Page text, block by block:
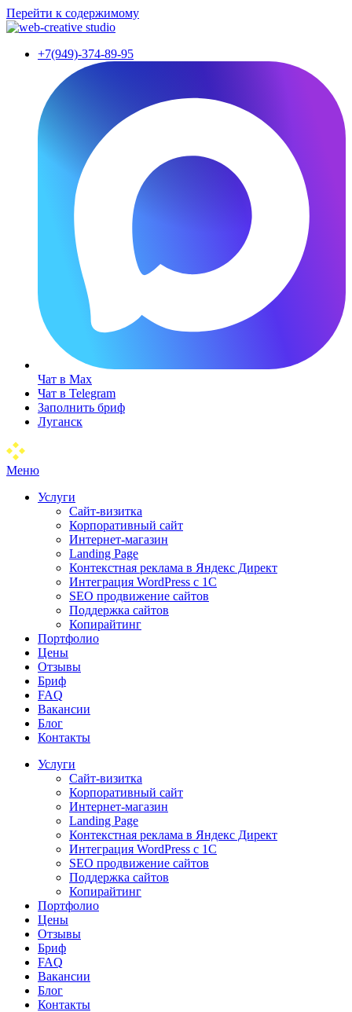
Перейти к содержимому
+7(949)-374-89-95
Чат в Max
Чат в Telegram
Заполнить бриф
Луганск
Меню
Услуги
Сайт-визитка
Корпоративный сайт
Интернет-магазин
Landing Page
Контекстная реклама в Яндекс Директ
Интеграция WordPress c 1C
SEO продвижение сайтов
Поддержка сайтов
Копирайтинг
Портфолио
Цены
Отзывы
Бриф
FAQ
Вакансии
Блог
Контакты
Услуги
Сайт-визитка
Корпоративный сайт
Интернет-магазин
Landing Page
Контекстная реклама в Яндекс Директ
Интеграция WordPress c 1C
SEO продвижение сайтов
Поддержка сайтов
Копирайтинг
Портфолио
Цены
Отзывы
Бриф
FAQ
Вакансии
Блог
Контакты